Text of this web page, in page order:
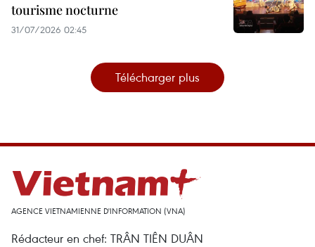
tourisme nocturne
31/07/2026 02:45
Télécharger plus
AGENCE VIETNAMIENNE D'INFORMATION (VNA)
Rédacteur en chef: TRÂN TIÊN DUÂN